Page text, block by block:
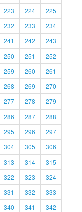
223 224
225
232 233
234
241 242
243
250 251
252
259 260
261
268 269
270
277 278
279
286 287
288
295 296
297
304 305
306
313 314
315
322 323
324
331 332
333
340 341 342